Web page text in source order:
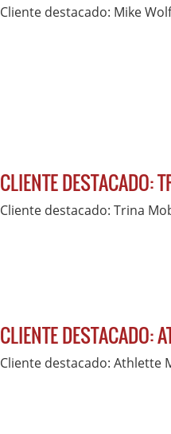
Cliente destacado: Mike
CLIENTE DESTACADO:
Cliente destacado: Trina
CLIENTE DESTACADO:
Cliente destacado: Athlette